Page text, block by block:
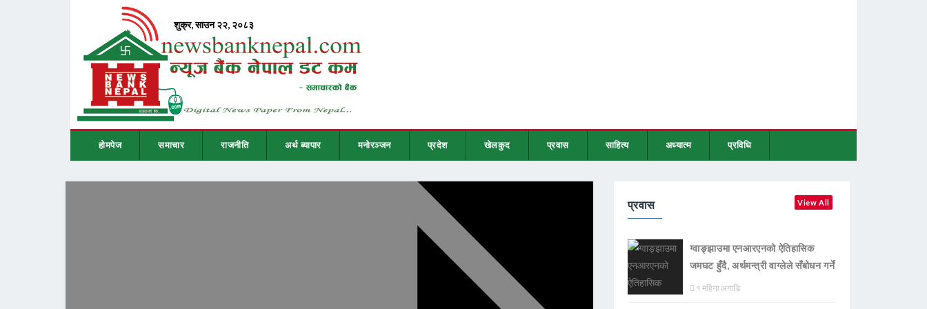
होमपेज समाचार राजनीति अर्थ ब्यापार मनोरञ्जन प्रदेश खेलकुद प्रवास साहित्य अध्यात्म प्रविधि
प्रवास View All
ग्वाङ्झाउमा एनआरएनको ऐतिहासिक
जमघट हुँदै, अर्थमन्त्री वाग्लेले सँबोधन गर्ने
१ महिना अगाडि